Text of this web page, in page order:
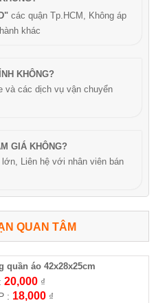
các quận Tp.HCM, Không áp
khác
KHÔNG?
và các dịch vụ vận chuyển
GIÁ KHÔNG?
Liên hệ với nhân viên bán
QUAN TÂM
quần áo 42x28x25cm
20,000₫
: 18,000₫